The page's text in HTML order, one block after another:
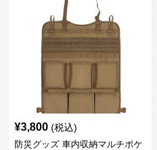
¥3,800 (税込)
防災グッズ 車内収納マルチポケ